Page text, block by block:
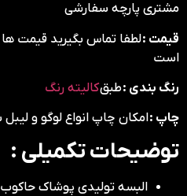
مشتری پارچه سفارشی
قیمت :لطفا تماس بگیرید قیمت ها
است
رنگ بندی :طبقکالیته رنگ
چاپ :امکان چاپ انواع لوگو و
توضیحات تکمیلی :
البسه تولیدی پوشاک حاکوب